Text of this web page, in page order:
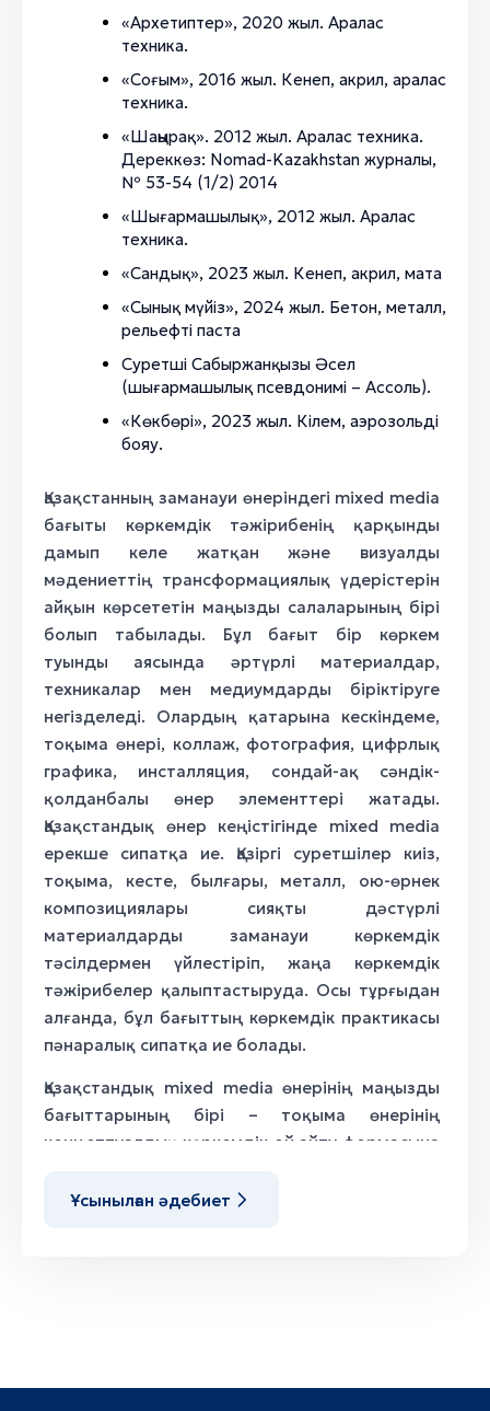
«Архетиптер», 2020 жыл. Аралас
техника.
«Соғым», 2016 жыл. Кенеп, акрил, аралас
техника.
«Шаңырақ». 2012 жыл. Аралас техника.
Дереккөз: Nomad-Kazakhstan журналы,
№ 53-54 (1/2) 2014
«Шығармашылық», 2012 жыл. Аралас
техника.
«Сандық», 2023 жыл. Кенеп, акрил, мата
«Сынық мүйіз», 2024 жыл. Бетон, металл,
рельефті паста
Суретші Сабыржанқызы Әсел
(шығармашылық псевдонимі – Ассоль).
«Көкбөрі», 2023 жыл. Кілем, аэрозольді
бояу.
Қазақстанның заманауи өнеріндегі mixed media
бағыты көркемдік тәжірибенің қарқынды
дамып келе жатқан және визуалды
мәдениеттің трансформациялық үдерістерін
айқын көрсететін маңызды салаларының бірі
болып табылады. Бұл бағыт бір көркем
туынды аясында әртүрлі материалдар,
техникалар мен медиумдарды біріктіруге
негізделеді. Олардың қатарына кескіндеме,
тоқыма өнері, коллаж, фотография, цифрлық
графика, инсталляция, сондай-ақ сәндік-
қолданбалы өнер элементтері жатады.
Қазақстандық өнер кеңістігінде mixed media
ерекше сипатқа ие. Қазіргі суретшілер киіз,
тоқыма, кесте, былғары, металл, ою-өрнек
композициялары сияқты дәстүрлі
материалдарды заманауи көркемдік
тәсілдермен үйлестіріп, жаңа көркемдік
тәжірибелер қалыптастыруда. Осы тұрғыдан
алғанда, бұл бағыттың көркемдік практикасы
пәнаралық сипатқа ие болады.
Қазақстандық mixed media өнерінің маңызды
бағыттарының бірі – тоқыма өнерінің
концептуалдық көркемдік ой айту формасына
шығармаларында тоқыма материалдары тек
және кесте өнерін пайдалану арқылы
Ұсынылған әдебиет